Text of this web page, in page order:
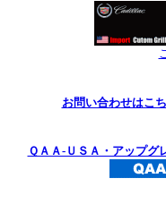
お問い合わせはこ
ＱＡＡ-ＵＳＡ・アップグ